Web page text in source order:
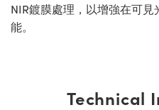
NIR鍍膜處理，以增強在可
能。
Technical